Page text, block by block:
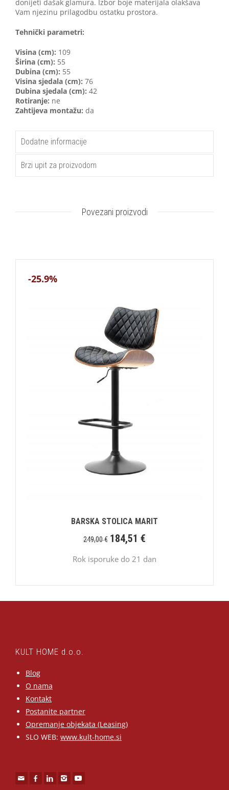
donijeti dašak glamura. Izbor boje materijala olakšava
Vam njezinu prilagodbu ostatku prostora.
Tehnički parametri:
Visina (cm): 109
Širina (cm): 55
Dubina (cm): 55
Visina sjedala (cm): 76
Dubina sjedala (cm): 42
Rotiranje: ne
Zahtijeva montažu: da
Dodatne informacije
Brzi upit za proizvodom
Povezani proizvodi
-25.9%
BARSKA STOLICA MARIT
249,00€ 184,51 €
Rok isporuke do 21 dan
KULT HOME d.o.o.
Blog
O nama
Kontakt
Postanite partner
Opremanje objekata (Leasing)
SLO WEB: www.kult-home.si